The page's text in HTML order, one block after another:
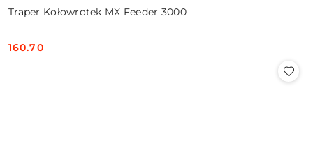
Traper Kołowrotek MX Feeder 3000
Cena:
160.70